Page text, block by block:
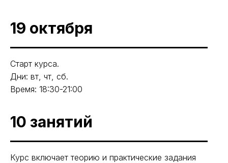
19 октября
Старт курса.
Дни: вт, чт, сб.
Время: 18:30-21:00
10 занятий
Курс включает теорию и практические задания